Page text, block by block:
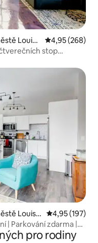
Louisv
Průměrné
4,95 (268)
stop
Louisvi Průměrné
4,95 (197)
| Parkování zdarma |
pro rodiny